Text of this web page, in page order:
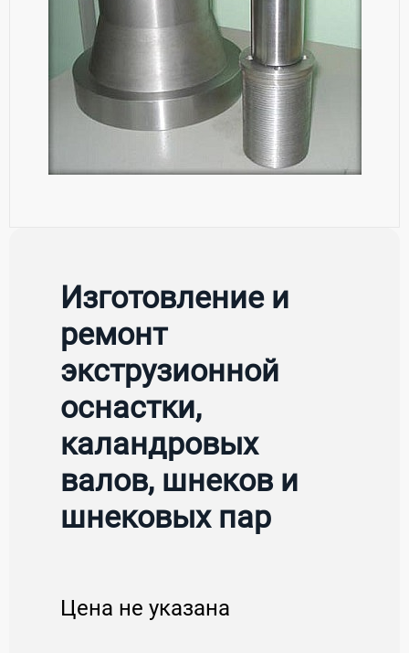
Изготовление и
ремонт
экструзионной
оснастки,
каландровых
валов, шнеков и
шнековых пар
Цена не указана